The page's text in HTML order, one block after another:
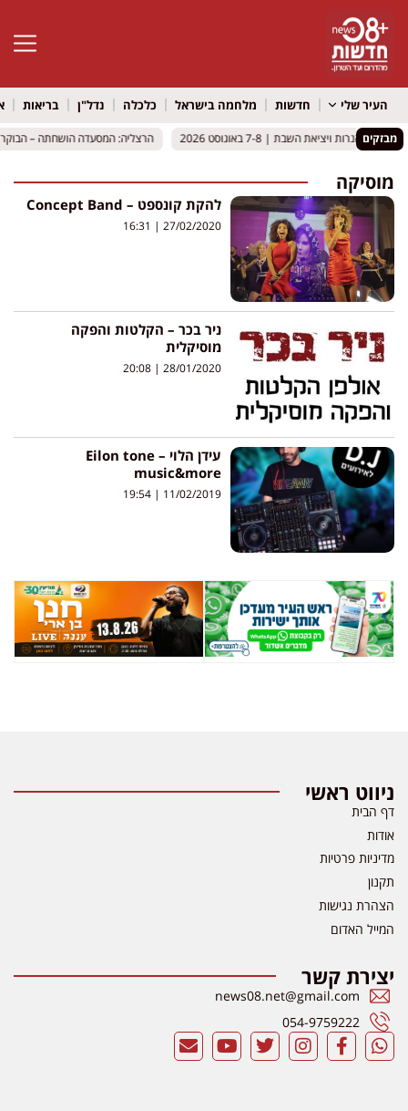
פתח
העיר שלי חדשות מלחמה בישראל כלכלה נדל"ן בריאות
מבזקים
הנרות ויציאת השבת | 7-8 באוגוסט 2026
הנרות ויציאת השבת | 7-8 באוגוסט 2026 הרצליה: המסעדה הושחתה – הבוקר
הרצליה: המסעדה הושחתה – הבוקר
מוסיקה
להקת קונספט – Concept Band
27/02/2020
ניר בכר – הקלטות והפקה
מוסיקלית
28/01/2020
עידן הלוי – Eilon tone
music&more
11/02/2019
ניווט ראשי
דף הבית
אודות
מדיניות פרטיות
תקנון
הצהרת נגישות
המייל האדום
יצירת קשר
news08.net@gmail.com
054-9759222